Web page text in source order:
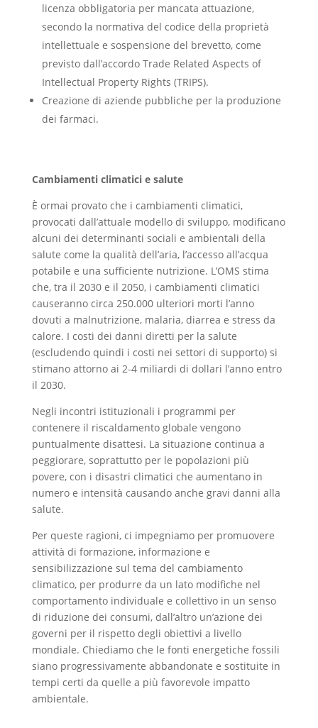
licenza obbligatoria per mancata attuazione,
secondo la normativa del codice della proprietà
intellettuale e sospensione del brevetto, come
previsto dall’accordo Trade Related Aspects of
Intellectual Property Rights (TRIPS).
Creazione di aziende pubbliche per la produzione
dei farmaci.
Cambiamenti climatici e salute
È ormai provato che i cambiamenti climatici,
provocati dall’attuale modello di sviluppo, modificano
alcuni dei determinanti sociali e ambientali della
salute come la qualità dell’aria, l’accesso all’acqua
potabile e una sufficiente nutrizione. L’OMS stima
che, tra il 2030 e il 2050, i cambiamenti climatici
causeranno circa 250.000 ulteriori morti l’anno
dovuti a malnutrizione, malaria, diarrea e stress da
calore. I costi dei danni diretti per la salute
(escludendo quindi i costi nei settori di supporto) si
stimano attorno ai 2-4 miliardi di dollari l’anno entro
il 2030.
Negli incontri istituzionali i programmi per
contenere il riscaldamento globale vengono
puntualmente disattesi. La situazione continua a
peggiorare, soprattutto per le popolazioni più
povere, con i disastri climatici che aumentano in
numero e intensità causando anche gravi danni alla
salute.
Per queste ragioni, ci impegniamo per promuovere
attività di formazione, informazione e
sensibilizzazione sul tema del cambiamento
climatico, per produrre da un lato modifiche nel
comportamento individuale e collettivo in un senso
di riduzione dei consumi, dall’altro un’azione dei
governi per il rispetto degli obiettivi a livello
mondiale. Chiediamo che le fonti energetiche fossili
siano progressivamente abbandonate e sostituite in
tempi certi da quelle a più favorevole impatto
ambientale.